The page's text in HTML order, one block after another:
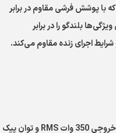
با پوشش فرشی مقاوم در برابر
بلندگو را در برابر
اجرای زنده مقاوم می‌کند.
بلندگو Wharfedale EVP-X15MKII با توان خروجی 350 وات RMS و توان پیک